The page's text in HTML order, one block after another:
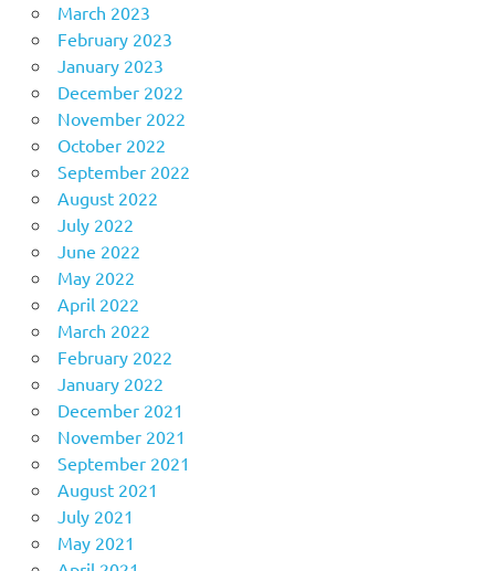
March 2023
February 2023
January 2023
December 2022
November 2022
October 2022
September 2022
August 2022
July 2022
June 2022
May 2022
April 2022
March 2022
February 2022
January 2022
December 2021
November 2021
September 2021
August 2021
July 2021
May 2021